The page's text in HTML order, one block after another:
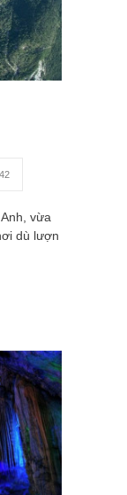
vừa
dù lượn